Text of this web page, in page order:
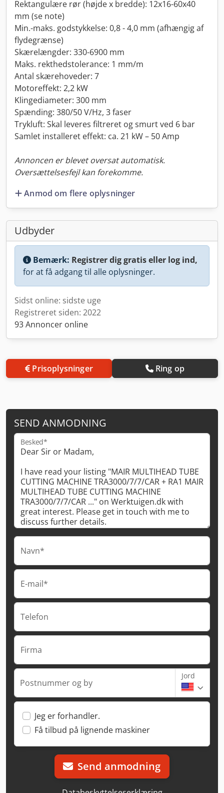
Rektangulære rør (højde x bredde): 12x16-60x40
mm (se note)
Min.-maks. godstykkelse: 0,8 - 4,0 mm (afhængig af
flydegrænse)
Skærelængder: 330-6900 mm
Maks. rekthedstolerance: 1 mm/m
Antal skærehoveder: 7
Motoreffekt: 2,2 kW
Klingediameter: 300 mm
Spænding: 380/50 V/Hz, 3 faser
Trykluft: Skal leveres filtreret og smurt ved 6 bar
Samlet installeret effekt: ca. 21 kW – 50 Amp
Annoncen er blevet oversat automatisk.
Oversættelsesfejl kan forekomme.
Anmod om flere oplysninger
Udbyder
Bemærk: Registrer dig gratis eller log ind,
for at få adgang til alle oplysninger.
Sidst online: sidste uge
Registreret siden: 2022
93 Annoncer online
Prisoplysninger Ring op
SEND ANMODNING
Besked*
Navn*
E-mail*
Telefon
Firma
Postnummer og by
Jord
Jeg er forhandler.
Få tilbud på lignende maskiner
Send anmodning